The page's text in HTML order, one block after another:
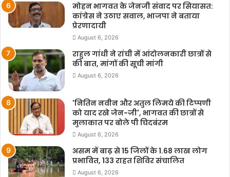
मोहन भागवत के जेनजी संवाद पर सियासत:
कांग्रेस ने उठाए सवाल, भाजपा ने बताया
प्रेरणादायी
August 6, 2026
राहुल गांधी ने रांची में आंदोलनकारी छात्रों से
की बात, मांगों की सूची मांगी
August 6, 2026
'नितिन नवीन और अतुल लिमये की टिप्पणी
को याद रखे जेन-जी', भागवत की छात्रों से
मुलाकात पर बोले पी चिदबंरम
August 6, 2026
असम में बाढ़ से 15 जिलों के 1.68 लाख लोग
प्रभावित, 133 राहत शिविर संचालित
August 6, 2026